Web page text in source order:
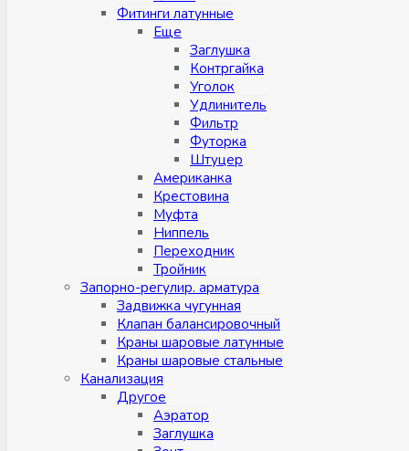
Фитинги латунные
Eщe
Заглушка
Контргайка
Уголок
Удлинитель
Фильтр
Футорка
Штуцер
Американка
Крестовина
Муфта
Ниппель
Переходник
Тройник
Запорно-регулир. арматура
Задвижка чугунная
Клапан балансировочный
Краны шаровые латунные
Краны шаровые стальные
Канализация
Другое
Аэратор
Заглушкa